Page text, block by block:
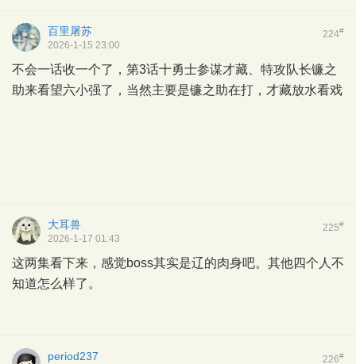
224#
百里屠苏
2026-1-15 23:00
不会一话收一个了，第3话十勇士参谋才藏、特攻队长镰之
助来看望六小强了，当然主要是镰之助在打，才藏放水看戏
225#
大耳兽
2026-1-17 01:43
这两集看下来，感觉boss其实是辽的肉身吧。其他四个人不
知道怎么样了。
226#
period237